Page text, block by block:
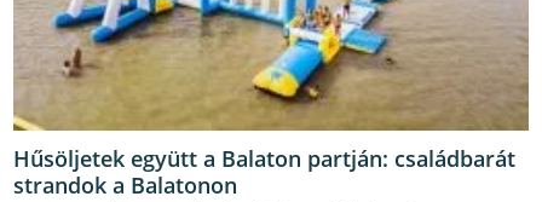
Hűsöljetek együtt a Balaton partján: családbarát
strandok a Balatonon